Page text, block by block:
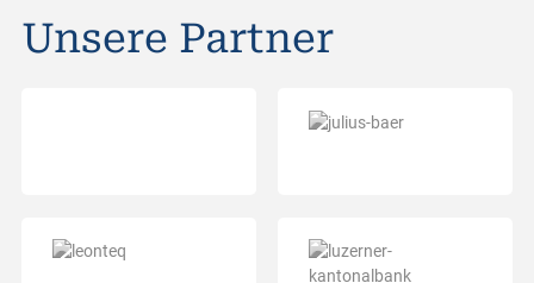
Unsere Partner